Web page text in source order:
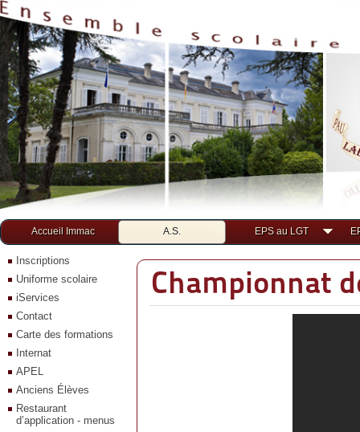
Accueil Immac A.S. EPS au LGT
Inscriptions
Uniforme scolaire
iServices
Contact
Carte des formations
Internat
APEL
Anciens Élèves
Restaurant
d’application - menus
Championnat